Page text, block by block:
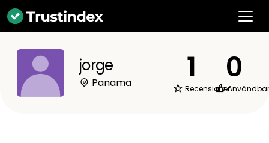
jorge
Panama 1
Recensioner
0
Användbar